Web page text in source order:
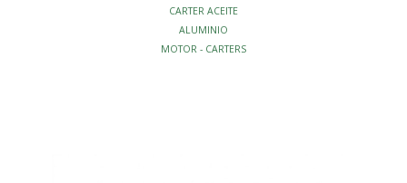
CARTER ACEITE
ALUMINIO
MOTOR - CARTERS